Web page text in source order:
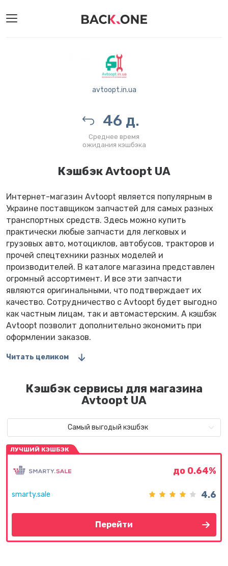
avtoopt.in.ua
46 д.
Среднее время
ожидания кэшбэка
Кэшбэк Avtoopt UA
Интернет-магазин Avtoopt является популярным в
Украине поставщиком запчастей для самых разных
транспортных средств. Здесь можно купить
практически любые запчасти для легковых и
грузовых авто, мотоциклов, автобусов, тракторов и
прочей спецтехники разных моделей и
производителей. В каталоге магазина представлен
огромный ассортимент. И все эти запчасти
являются оригинальными, что подтверждает их
качество. Сотрудничество с Avtoopt будет выгодно
как частным лицам, так и автомастерским. А кэшбэк
Avtoopt позволит дополнительно экономить при
оформлении заказов.
Читать целиком
Кэшбэк сервисы для магазина
Avtoopt UA
Самый выгодый кэшбэк
ЛУЧШИЙ КЭШБЭК
smarty.sale
до 0.64%
4.6
Перейти